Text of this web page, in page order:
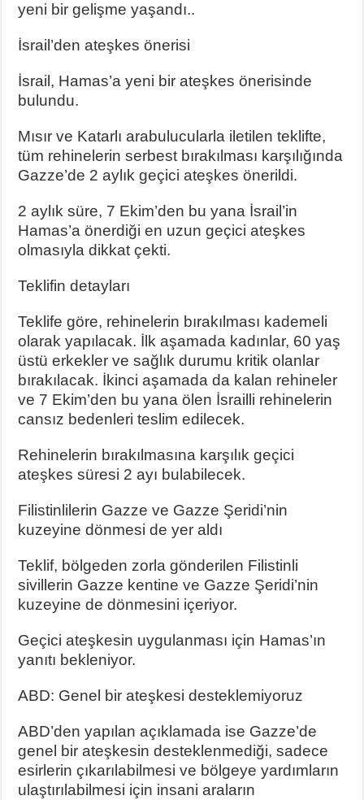
yeni bir gelişme yaşandı..
İsrail’den ateşkes önerisi
İsrail, Hamas’a yeni bir ateşkes önerisinde
bulundu.
Mısır ve Katarlı arabulucularla iletilen teklifte,
tüm rehinelerin serbest bırakılması karşılığında
Gazze’de 2 aylık geçici ateşkes önerildi.
2 aylık süre, 7 Ekim’den bu yana İsrail’in
Hamas’a önerdiği en uzun geçici ateşkes
olmasıyla dikkat çekti.
Teklifin detayları
Teklife göre, rehinelerin bırakılması kademeli
olarak yapılacak. İlk aşamada kadınlar, 60 yaş
üstü erkekler ve sağlık durumu kritik olanlar
bırakılacak. İkinci aşamada da kalan rehineler
ve 7 Ekim’den bu yana ölen İsrailli rehinelerin
cansız bedenleri teslim edilecek.
Rehinelerin bırakılmasına karşılık geçici
ateşkes süresi 2 ayı bulabilecek.
Filistinlilerin Gazze ve Gazze Şeridi’nin
kuzeyine dönmesi de yer aldı
Teklif, bölgeden zorla gönderilen Filistinli
sivillerin Gazze kentine ve Gazze Şeridi’nin
kuzeyine de dönmesini içeriyor.
Geçici ateşkesin uygulanması için Hamas’ın
yanıtı bekleniyor.
ABD: Genel bir ateşkesi desteklemiyoruz
ABD’den yapılan açıklamada ise Gazze’de
genel bir ateşkesin desteklenmediği, sadece
esirlerin çıkarılabilmesi ve bölgeye yardımların
ulaştırılabilmesi için insani araların